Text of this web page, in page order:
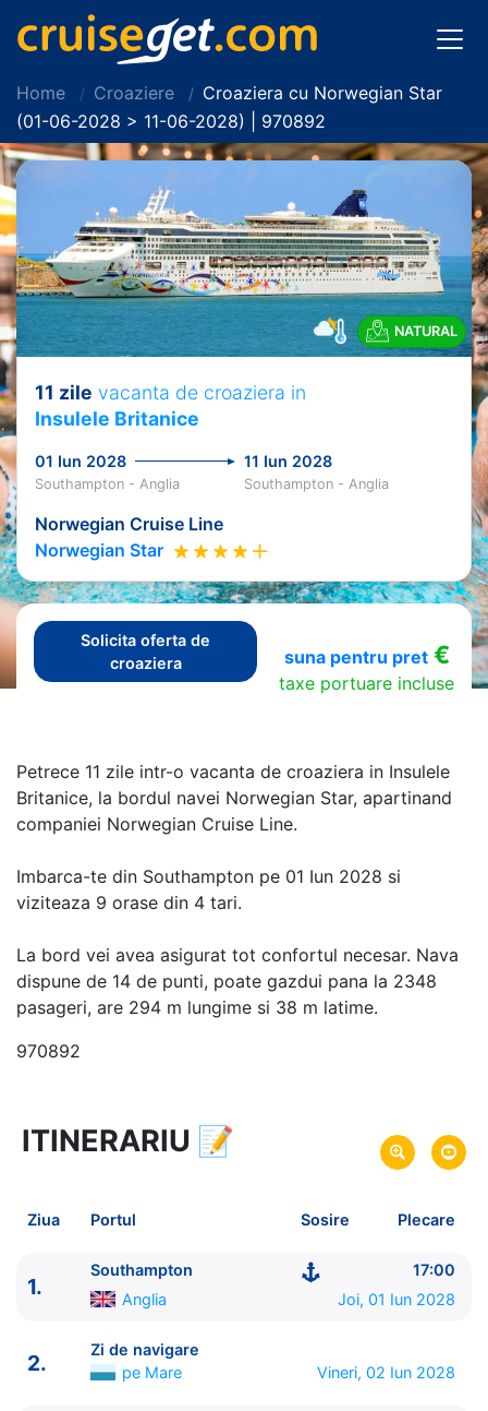
Home Croaziere
Croaziera cu Norwegian Star
(01-06-2028 > 11-06-2028) | 970892
NATURAL
11 zile vacanta de croaziera in
Insulele Britanice
01 Iun 2028 11 Iun 2028
Southampton - Anglia Southampton - Anglia
Norwegian Cruise Line
Norwegian Star
Solicita oferta de
croaziera
suna pentru pret€
taxe portuare incluse
Petrece 11 zile intr-o vacanta de croaziera in Insulele
Britanice, la bordul navei Norwegian Star, apartinand
companiei Norwegian Cruise Line.
Imbarca-te din Southampton pe 01 Iun 2028 si
viziteaza 9 orase din 4 tari.
La bord vei avea asigurat tot confortul necesar. Nava
dispune de 14 de punti, poate gazdui pana la 2348
pasageri, are 294 m lungime si 38 m latime.
970892
11 zile vacanta de croaziera in
link oferta
Plecare pe 01 Iun 2028 din Southampton, Anglia
Norwegian Cruise Line
ITINERARIU 📝
Ziua Portul Sosire Plecare
1.
Southampton
17:00
Anglia
Joi, 01 Iun 2028
2.
Zi de navigare
pe Mare
Vineri, 02 Iun 2028